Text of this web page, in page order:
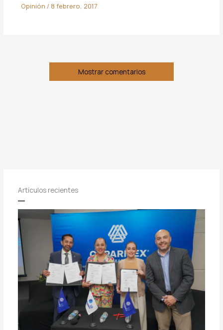
Opinión / 8 febrero, 2017
Mostrar comentarios
Artículos recientes